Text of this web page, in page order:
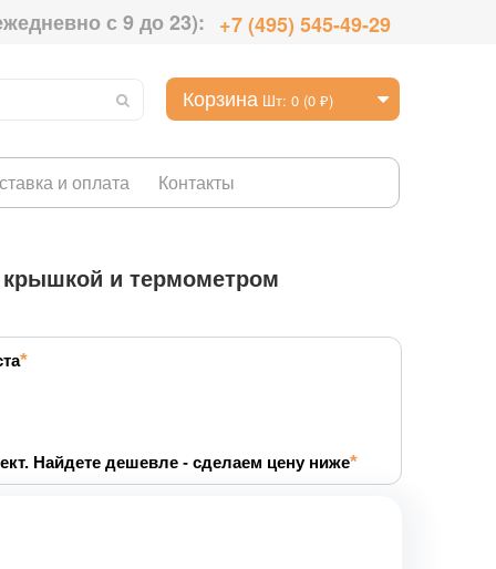
с 9 до 23): +7 (495) 545-49-29
Корзина Шт: 0 (0 ₽)
и оплата Контакты
и термометром
Найдете дешевле - сделаем цену ниже